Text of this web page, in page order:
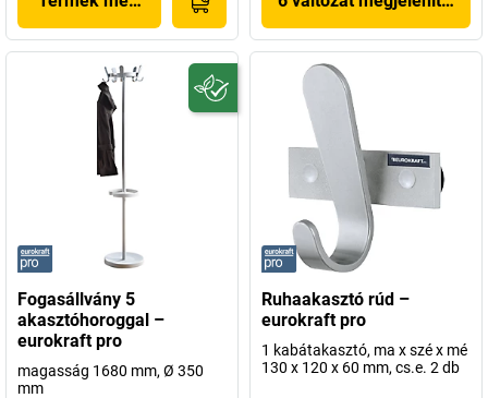
Fogasállvány 5
akasztóhoroggal –
eurokraft pro
magasság 1680 mm, Ø 350
mm
Ruhaakasztó rúd –
eurokraft pro
1 kabátakasztó, ma x szé x mé
130 x 120 x 60 mm, cs.e. 2 db